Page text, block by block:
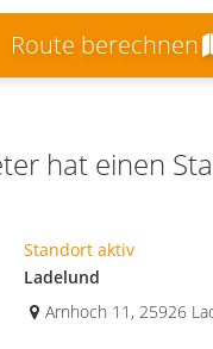
Route berechnen
hat einen
Standort aktiv
Ladelund
Arnhoch 11, 25926